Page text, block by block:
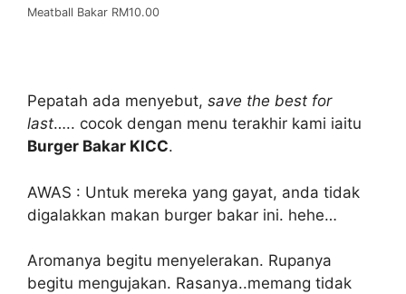
Meatball Bakar RM10.00
Pepatah ada menyebut, save the best for
last….. cocok dengan menu terakhir kami iaitu
Burger Bakar KlCC.
AWAS : Untuk mereka yang gayat, anda tidak
digalakkan makan burger bakar ini. hehe…
Aromanya begitu menyelerakan. Rupanya
begitu mengujakan. Rasanya..memang tidak